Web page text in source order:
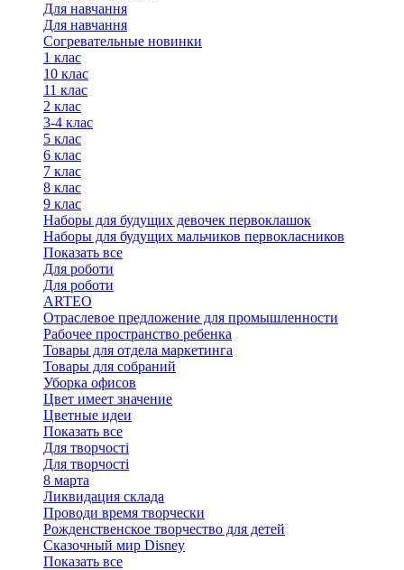
Для навчання
Для навчання
Согревательные новинки
1 клас
10 клас
11 клас
2 клас
3-4 клас
5 клас
6 клас
7 клас
8 клас
9 клас
Наборы для будущих девочек первоклашок
Наборы для будущих мальчиков первокласников
Показать все
Для роботи
Для роботи
ARTEO
Отраслевое предложение для промышленности
Рабочее пространство ребенка
Товары для отдела маркетинга
Товары для собраний
Уборка офисов
Цвет имеет значение
Цветные идеи
Показать все
Для творчостi
Для творчостi
8 марта
Ликвидация склада
Проводи время творчески
Рожденственское творчество для детей
Сказочный мир Disney
Показать все